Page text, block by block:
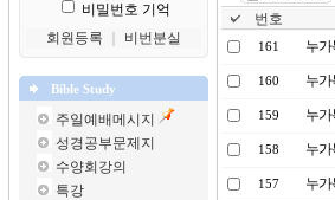
비밀번호 기억
회원등록
비번분실
Bible Study
주일예배메시지
성경공부문제지
수양회강의
특강
번호
161 누가
160 누가
159 누가
158 누가
157 누가